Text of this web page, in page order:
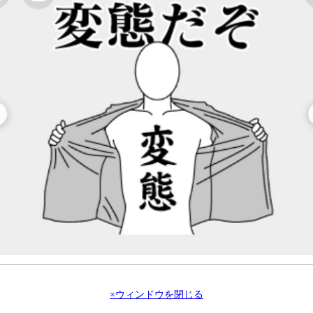
×ウィンドウを閉じる